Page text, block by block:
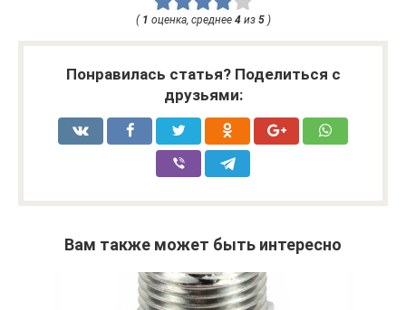
( 1 оценка, среднее 4из 5)
Понравилась статья? Поделиться с
друзьями:
Вам также может быть интересно